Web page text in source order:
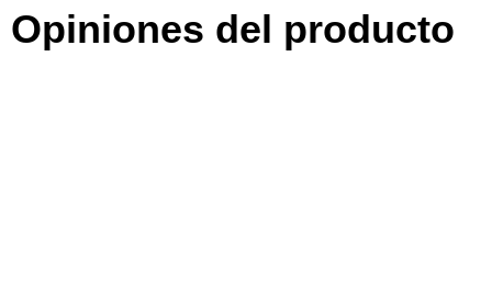
Opiniones del producto